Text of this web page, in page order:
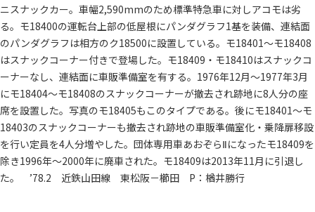
ニスナックカー。車幅2,590mmのため標準特急車に対しアコモは劣
る。モ18400の運転台上部の低屋根にパンダグラフ1基を装備、連結面
のパンダグラフは相方のク18500に設置している。モ18401～モ18408
はスナックコーナー付きで登場した。モ18409・モ18410はスナックコ
ーナーなし、連結面に車販準備室を有する。1976年12月～1977年3月
にモ18404～モ18408のスナックコーナーが撤去され跡地に8人分の座
席を設置した。写真のモ18405もこのタイプである。後にモ18401～モ
18403のスナックコーナーも撤去され跡地の車販準備室化・乗降扉移設
を行い定員を4人分増やした。団体専用車あおぞらⅡになったモ18409を
除き1996年～2000年に廃車された。モ18409は2013年11月に引退し
た。 ’78.2 近鉄山田線 東松阪－櫛田 P：楢井勝行